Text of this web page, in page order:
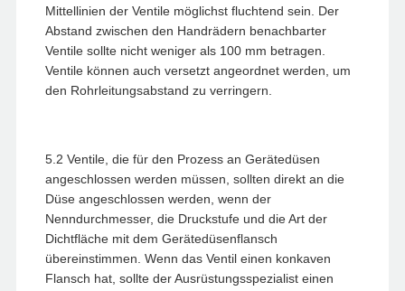
Mittellinien der Ventile möglichst fluchtend sein. Der
Abstand zwischen den Handrädern benachbarter
Ventile sollte nicht weniger als 100 mm betragen.
Ventile können auch versetzt angeordnet werden, um
den Rohrleitungsabstand zu verringern.
5.2 Ventile, die für den Prozess an Gerätedüsen
angeschlossen werden müssen, sollten direkt an die
Düse angeschlossen werden, wenn der
Nenndurchmesser, die Druckstufe und die Art der
Dichtfläche mit dem Gerätedüsenflansch
übereinstimmen. Wenn das Ventil einen konkaven
Flansch hat, sollte der Ausrüstungsspezialist einen